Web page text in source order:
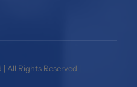
All Rights Reserved |